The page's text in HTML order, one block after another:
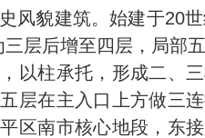
风貌建筑。始建于20
层后增至四层，局部
以柱承托，形成二、
层在主入口上方做三
区南市核心地段，东